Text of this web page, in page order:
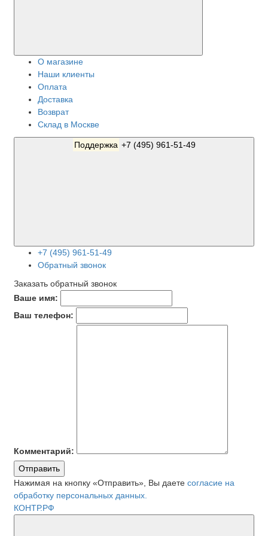
О магазине
Наши клиенты
Оплата
Доставка
Возврат
Склад в Москве
Поддержка +7 (495) 961-51-49
+7 (495) 961-51-49
Обратный звонок
Заказать обратный звонок
Ваше имя:
Ваш телефон:
Комментарий:
Отправить
Нажимая на кнопку «Отправить», Вы даете согласие на
обработку персональных данных.
КОНТР.РФ